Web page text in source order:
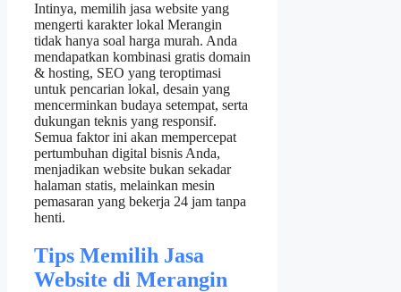
Intinya, memilih jasa website yang
mengerti karakter lokal Merangin
tidak hanya soal harga murah. Anda
mendapatkan kombinasi gratis domain
& hosting, SEO yang teroptimasi
untuk pencarian lokal, desain yang
mencerminkan budaya setempat, serta
dukungan teknis yang responsif.
Semua faktor ini akan mempercepat
pertumbuhan digital bisnis Anda,
menjadikan website bukan sekadar
halaman statis, melainkan mesin
pemasaran yang bekerja 24 jam tanpa
henti.
Tips Memilih Jasa
Website di Merangin